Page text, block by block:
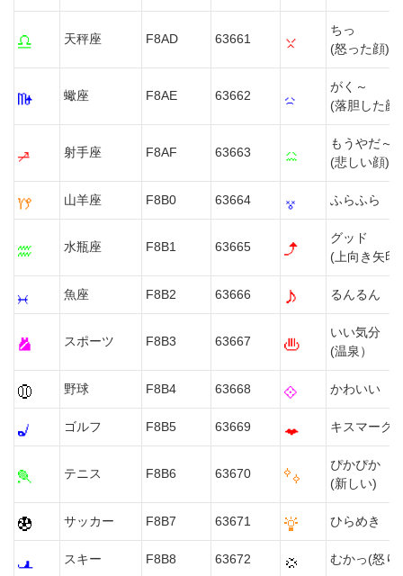
天秤座 F8AD 63661
ちっ
(怒った顔)
蠍座 F8AE 63662
がく～
(落胆した顔)
射手座 F8AF 63663
もうやだ～
(悲しい顔)
山羊座 F8B0 63664 ふらふら
水瓶座 F8B1 63665
グッド
(上向き矢印)
魚座 F8B2 63666 るんるん
スポーツ F8B3 63667
いい気分
(温泉）
野球 F8B4 63668 かわいい
ゴルフ F8B5 63669 キスマーク
テニス F8B6 63670
ぴかぴか
(新しい)
サッカー F8B7 63671 ひらめき
スキー F8B8 63672 むかっ(怒り)